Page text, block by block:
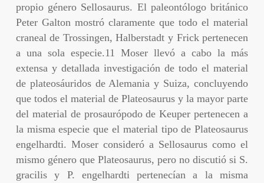
propio género Sellosaurus. El paleontólogo británico
Peter Galton mostró claramente que todo el material
craneal de Trossingen, Halberstadt y Frick pertenecen
a una sola especie.11 Moser llevó a cabo la más
extensa y detallada investigación de todo el material
de plateosáuridos de Alemania y Suiza, concluyendo
que todos el material de Plateosaurus y la mayor parte
del material de prosaurópodo de Keuper pertenecen a
la misma especie que el material tipo de Plateosaurus
engelhardti. Moser consideró a Sellosaurus como el
mismo género que Plateosaurus, pero no discutió si S.
gracilis y P. engelhardti pertenecían a la misma